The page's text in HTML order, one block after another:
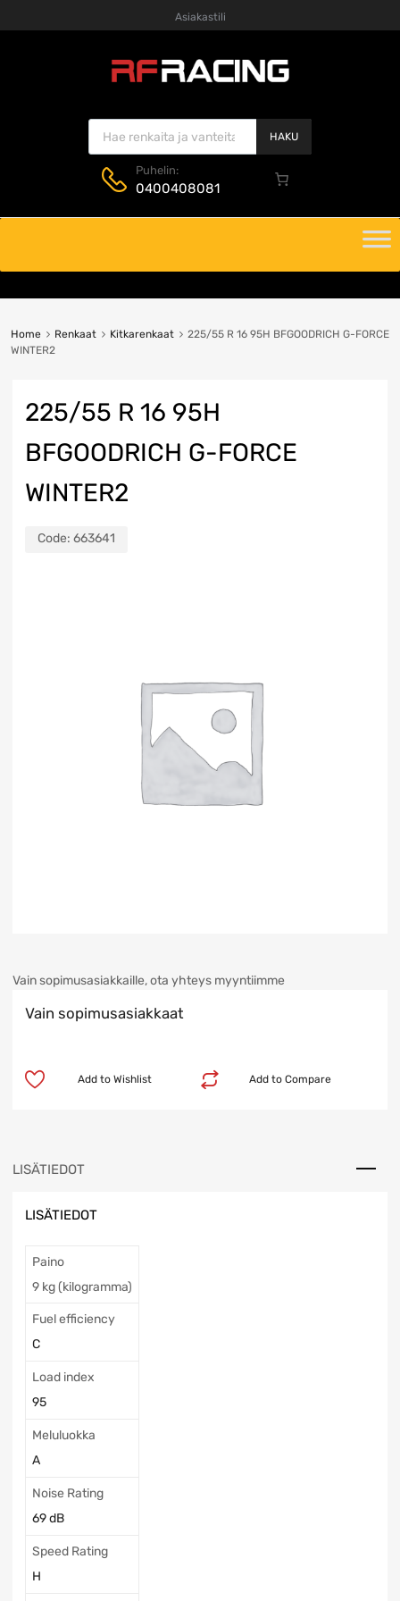
Asiakastili
Products search
HAKU
Puhelin:
0400408081
content
Home Renkaat Kitkarenkaat
225/55 R 16 95H BFGOODRICH G-FORCE
WINTER2
225/55 R 16 95H
BFGOODRICH G-FORCE
WINTER2
Code: 663641
Vain sopimusasiakkaille, ota yhteys myyntiimme
Vain sopimusasiakkaat
Add to Compare
Add to Wishlist
LISÄTIEDOT
LISÄTIEDOT
Paino
9 kg (kilogramma)
Fuel efficiency
C
Load index
95
Meluluokka
A
Noise Rating
69 dB
Speed Rating
H